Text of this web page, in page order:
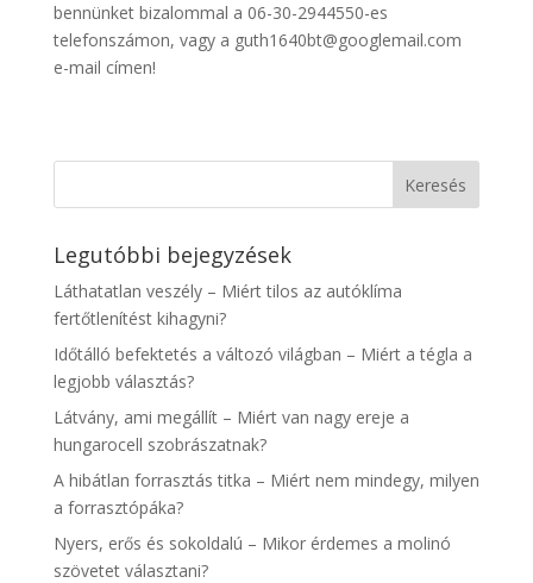
bennünket bizalommal a 06-30-2944550-es
telefonszámon, vagy a guth1640bt@googlemail.com
e-mail címen!
Legutóbbi bejegyzések
Láthatatlan veszély – Miért tilos az autóklíma
fertőtlenítést kihagyni?
Időtálló befektetés a változó világban – Miért a tégla a
legjobb választás?
Látvány, ami megállít – Miért van nagy ereje a
hungarocell szobrászatnak?
A hibátlan forrasztás titka – Miért nem mindegy, milyen
a forrasztópáka?
Nyers, erős és sokoldalú – Mikor érdemes a molinó
szövetet választani?